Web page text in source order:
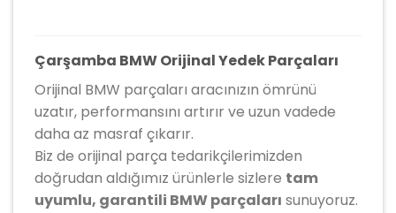
Çarşamba BMW Orijinal Yedek Parçaları
Orijinal BMW parçaları aracınızın ömrünü
uzatır, performansını artırır ve uzun vadede
daha az masraf çıkarır.
Biz de orijinal parça tedarikçilerimizden
doğrudan aldığımız ürünlerle sizlere tam
uyumlu, garantili BMW parçaları sunuyoruz.